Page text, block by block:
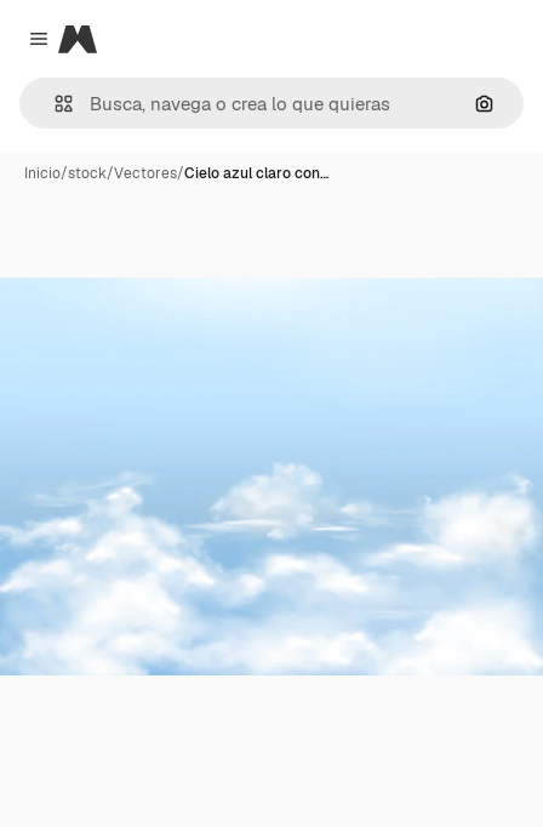
Close menu
Magnific
Inicio/stock/Vectores/Cielo azul claro con…